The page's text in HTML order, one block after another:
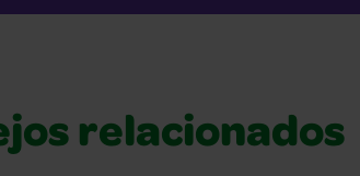
relacionados